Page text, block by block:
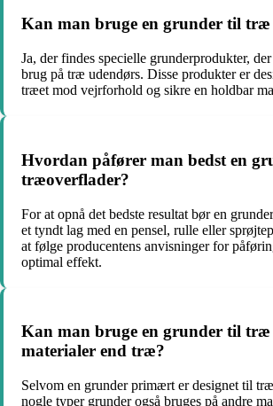
Kan man bruge en grunder til træ
Ja, der findes specielle grunderprodukter,
brug på træ udendørs. Disse produkter er
træet mod vejrforhold og sikre en holdbar
Hvordan påfører man bedst en
træoverflader?
For at opnå det bedste resultat bør en
et tyndt lag med en pensel, rulle eller
at følge producentens anvisninger for
optimal effekt.
Kan man bruge en grunder til træ
materialer end træ?
Selvom en grunder primært er designet til
nogle typer grunder også bruges på andre